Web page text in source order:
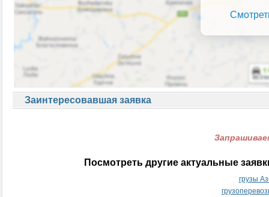
Заинтересовавшая заявка
Посмотреть другие актуальные
грузы